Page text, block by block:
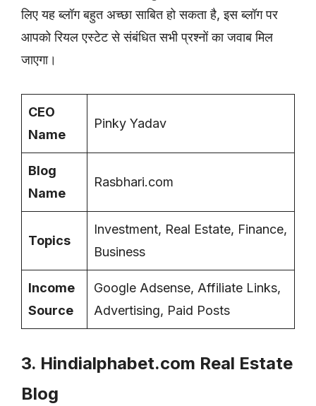
लिए यह ब्लॉग बहुत अच्छा साबित हो सकता है, इस ब्लॉग पर
आपको रियल एस्टेट से संबंधित सभी प्रश्नों का जवाब मिल
जाएगा।
CEO
Name
Pinky Yadav
Blog
Name
Rasbhari.com
Topics
Investment, Real Estate, Finance,
Business
Income
Source
Google Adsense, Affiliate Links,
Advertising, Paid Posts
3. Hindialphabet.com Real Estate
Blog